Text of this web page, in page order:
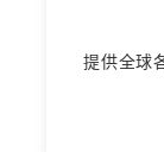
提供全球